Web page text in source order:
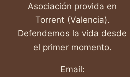
Asociación provida en
Torrent (Valencia).
Defendemos la vida desde
el primer momento.
Email: